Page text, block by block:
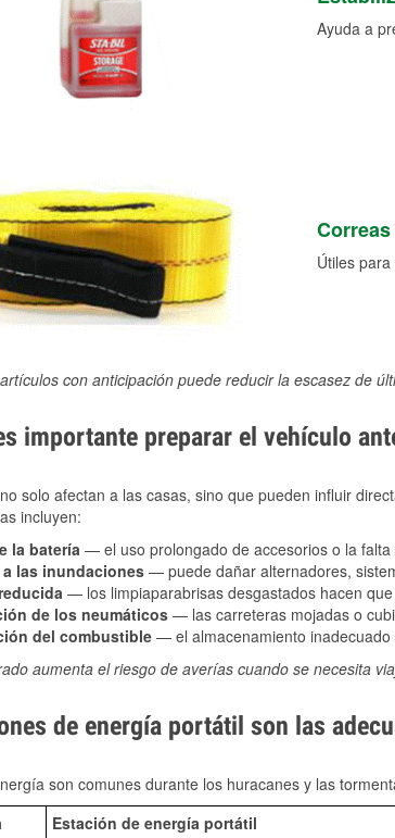
Ayuda a
Útiles
con anticipación puede reducir la escasez de
importante preparar el vehículo
solo afectan a las casas, sino que pueden influir
incluyen:
la batería — el uso prolongado de accesorios o la
las inundaciones— puede dañar alternadores,
— los limpiaparabrisas desgastados hacen
de los neumáticos— las carreteras mojadas o
del combustible— el almacenamiento inadecuado
aumenta el riesgo de averías cuando se necesita
de energía portátil son las
son comunes durante los huracanes y las
Estación de energía portátil